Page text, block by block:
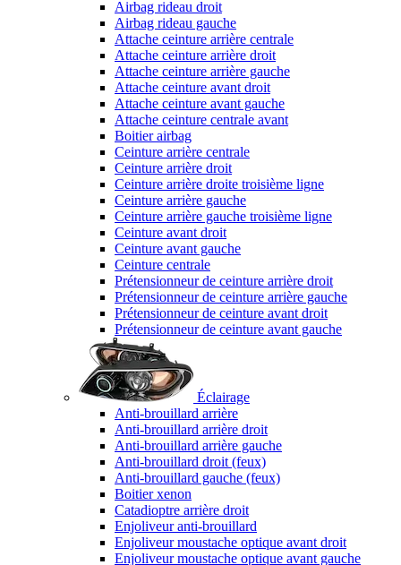
Airbag rideau droit
Airbag rideau gauche
Attache ceinture arrière centrale
Attache ceinture arrière droit
Attache ceinture arrière gauche
Attache ceinture avant droit
Attache ceinture avant gauche
Attache ceinture centrale avant
Boitier airbag
Ceinture arrière centrale
Ceinture arrière droit
Ceinture arrière droite troisième ligne
Ceinture arrière gauche
Ceinture arrière gauche troisième ligne
Ceinture avant droit
Ceinture avant gauche
Ceinture centrale
Prétensionneur de ceinture arrière droit
Prétensionneur de ceinture arrière gauche
Prétensionneur de ceinture avant droit
Prétensionneur de ceinture avant gauche
Éclairage
Anti-brouillard arrière
Anti-brouillard arrière droit
Anti-brouillard arrière gauche
Anti-brouillard droit (feux)
Anti-brouillard gauche (feux)
Boitier xenon
Catadioptre arrière droit
Enjoliveur anti-brouillard
Enjoliveur moustache optique avant droit
Enjoliveur moustache optique avant gauche